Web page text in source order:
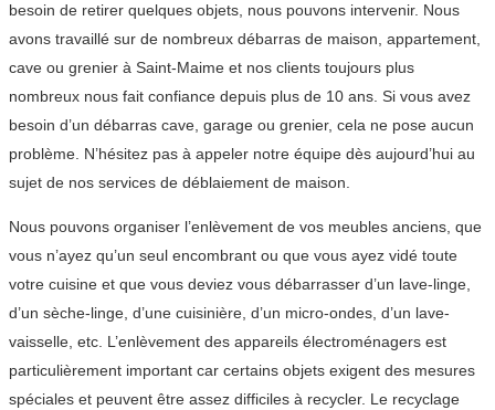
besoin de retirer quelques objets, nous pouvons intervenir. Nous
avons travaillé sur de nombreux débarras de maison, appartement,
cave ou grenier à Saint-Maime et nos clients toujours plus
nombreux nous fait confiance depuis plus de 10 ans. Si vous avez
besoin d’un débarras cave, garage ou grenier, cela ne pose aucun
problème. N’hésitez pas à appeler notre équipe dès aujourd’hui au
sujet de nos services de déblaiement de maison.
Nous pouvons organiser l’enlèvement de vos meubles anciens, que
vous n’ayez qu’un seul encombrant ou que vous ayez vidé toute
votre cuisine et que vous deviez vous débarrasser d’un lave-linge,
d’un sèche-linge, d’une cuisinière, d’un micro-ondes, d’un lave-
vaisselle, etc. L’enlèvement des appareils électroménagers est
particulièrement important car certains objets exigent des mesures
spéciales et peuvent être assez difficiles à recycler. Le recyclage